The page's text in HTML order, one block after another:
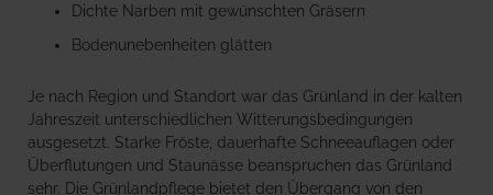
Dichte Narben mit gewünschten Gräsern
Bodenunebenheiten glätten
Je nach Region und Standort war das Grünland in der kalten
Jahreszeit unterschiedlichen Witterungsbedingungen
ausgesetzt. Starke Fröste, dauerhafte Schneeauflagen oder
Überflutungen und Staunässe beanspruchen das Grünland
sehr. Die Grünlandpflege bietet den Übergang von den